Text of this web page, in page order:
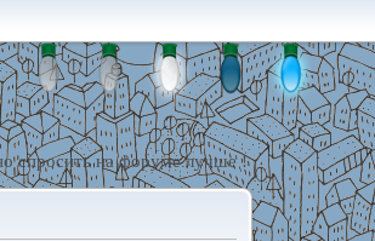
спросить на форуме лучше !